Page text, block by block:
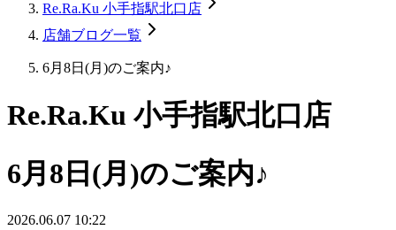
Re.Ra.Ku 小手指駅北口店
店舗ブログ一覧
6月8日(月)のご案内♪
Re.Ra.Ku 小手指駅北口店
6月8日(月)のご案内♪
2026.06.07 10:22